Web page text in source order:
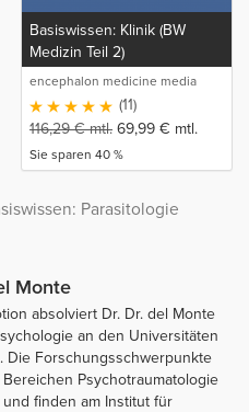
Basiswissen: Klinik (BW
Medizin Teil 2)
encephalon medicine media
production GmbH
(11)
116,29€mtl. 69,99 € mtl.
Sie sparen 40 %
Parasitologie
Monte
absolviert Dr. Dr. del Monte
an den Universitäten
Die Forschungsschwerpunkte
Psychotraumatologie
finden am Institut für